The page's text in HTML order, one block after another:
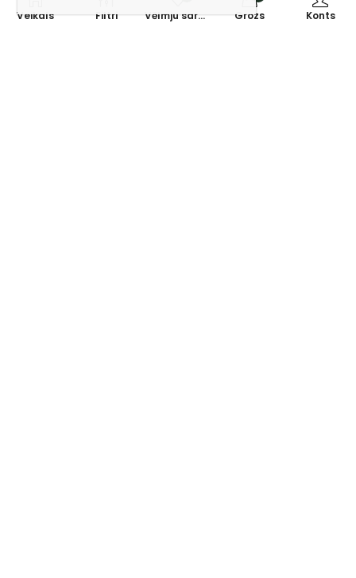
Veikals Filtri Vēlmju saraksts Grozs Konts